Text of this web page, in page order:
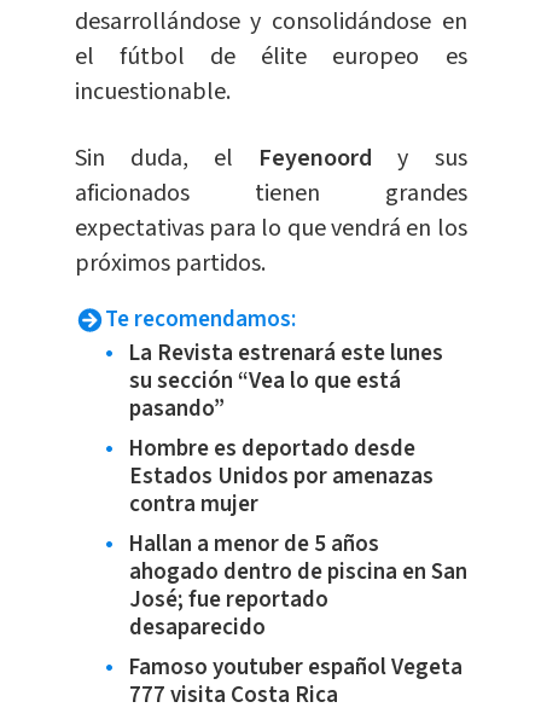
desarrollándose y consolidándose en
el fútbol de élite europeo es
incuestionable.
Sin duda, el Feyenoordy sus
aficionados tienen grandes
expectativas para lo que vendrá en los
próximos partidos.
Te recomendamos:
La Revista estrenará este lunes
su sección “Vea lo que está
pasando”
Hombre es deportado desde
Estados Unidos por amenazas
contra mujer
Hallan a menor de 5 años
ahogado dentro de piscina en San
José; fue reportado
desaparecido
Famoso youtuber español Vegeta
777 visita Costa Rica